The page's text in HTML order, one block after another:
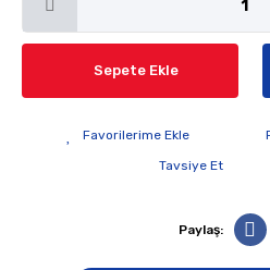
Sepete Ekle
Tavsiye Et
Paylaş: